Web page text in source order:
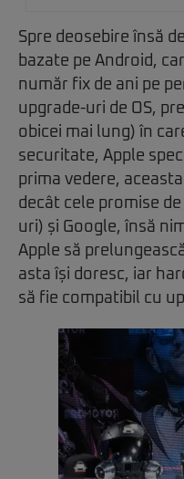
Spre deosebire însă
bazate pe Android,
număr fix de ani pe
upgrade-uri de OS,
obicei mai lung) în
securitate, Apple
prima vedere,
decât cele promise
uri) și Google, însă
Apple să
asta își doresc, iar
să fie compatibil cu